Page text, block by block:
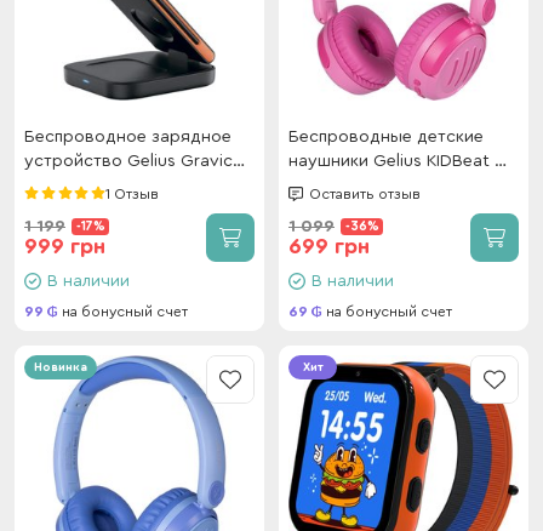
Беспроводное зарядное
устройство Gelius Gravico
3in1 GP-WC014 15W Black
1 Отзыв
1 199 -17%
999 грн
В наличии
99 на бонусный счет
Беспроводные детские
наушники Gelius KIDBeat GP
HP-008 Pink
Оставить отзыв
1 099 -36%
699 грн
В наличии
69 на бонусный счет
Новинка Хит